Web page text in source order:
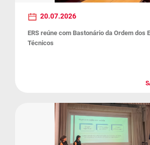
20.07.2026
ERS reúne com Bastonário da Ordem dos
Técnicos